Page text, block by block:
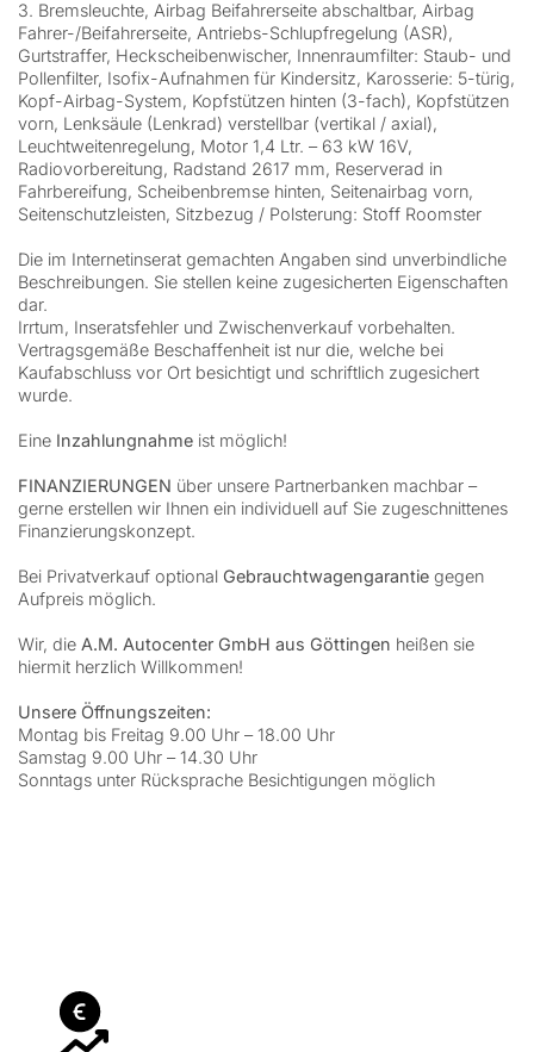
3. Bremsleuchte, Airbag Beifahrerseite abschaltbar, Airbag
Fahrer-/Beifahrerseite, Antriebs-Schlupfregelung (ASR),
Gurtstraffer, Heckscheibenwischer, Innenraumfilter: Staub- und
Pollenfilter, Isofix-Aufnahmen für Kindersitz, Karosserie: 5-türig,
Kopf-Airbag-System, Kopfstützen hinten (3-fach), Kopfstützen
vorn, Lenksäule (Lenkrad) verstellbar (vertikal / axial),
Leuchtweitenregelung, Motor 1,4 Ltr. – 63 kW 16V,
Radiovorbereitung, Radstand 2617 mm, Reserverad in
Fahrbereifung, Scheibenbremse hinten, Seitenairbag vorn,
Seitenschutzleisten, Sitzbezug / Polsterung: Stoff Roomster
Die im Internetinserat gemachten Angaben sind unverbindliche
Beschreibungen. Sie stellen keine zugesicherten Eigenschaften
dar.
Irrtum, Inseratsfehler und Zwischenverkauf vorbehalten.
Vertragsgemäße Beschaffenheit ist nur die, welche bei
Kaufabschluss vor Ort besichtigt und schriftlich zugesichert
wurde.
Eine Inzahlungnahme ist möglich!
FINANZIERUNGEN über unsere Partnerbanken machbar –
gerne erstellen wir Ihnen ein individuell auf Sie zugeschnittenes
Finanzierungskonzept.
Bei Privatverkauf optional Gebrauchtwagengarantie gegen
Aufpreis möglich.
Wir, die A.M. Autocenter GmbH aus Göttingen heißen sie
hiermit herzlich Willkommen!
Unsere Öffnungszeiten:
Montag bis Freitag 9.00 Uhr – 18.00 Uhr
Samstag 9.00 Uhr – 14.30 Uhr
Sonntags unter Rücksprache Besichtigungen möglich